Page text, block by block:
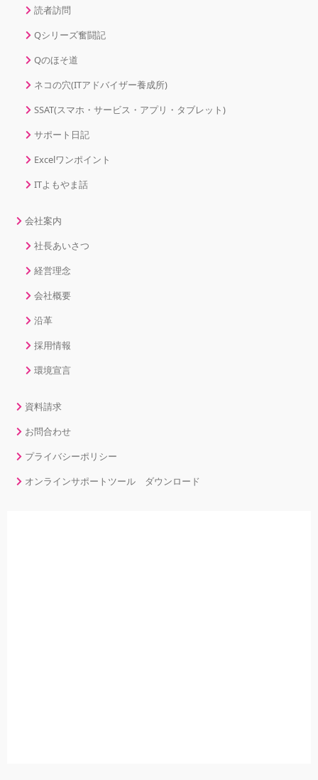
読者訪問
Qシリーズ奮闘記
Qのほそ道
ネコの穴(ITアドバイザー養成所)
SSAT(スマホ・サービス・アプリ・タブレット)
サポート日記
Excelワンポイント
ITよもやま話
会社案内
社長あいさつ
経営理念
会社概要
沿革
採用情報
環境宣言
資料請求
お問合わせ
プライバシーポリシー
オンラインサポートツール ダウンロード